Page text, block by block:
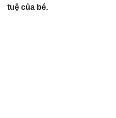
tuệ của bé.